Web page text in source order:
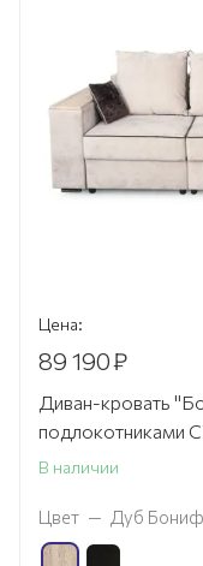
Цена:
89 190₽
Диван-кровать
В наличии
Цвет — Дуб